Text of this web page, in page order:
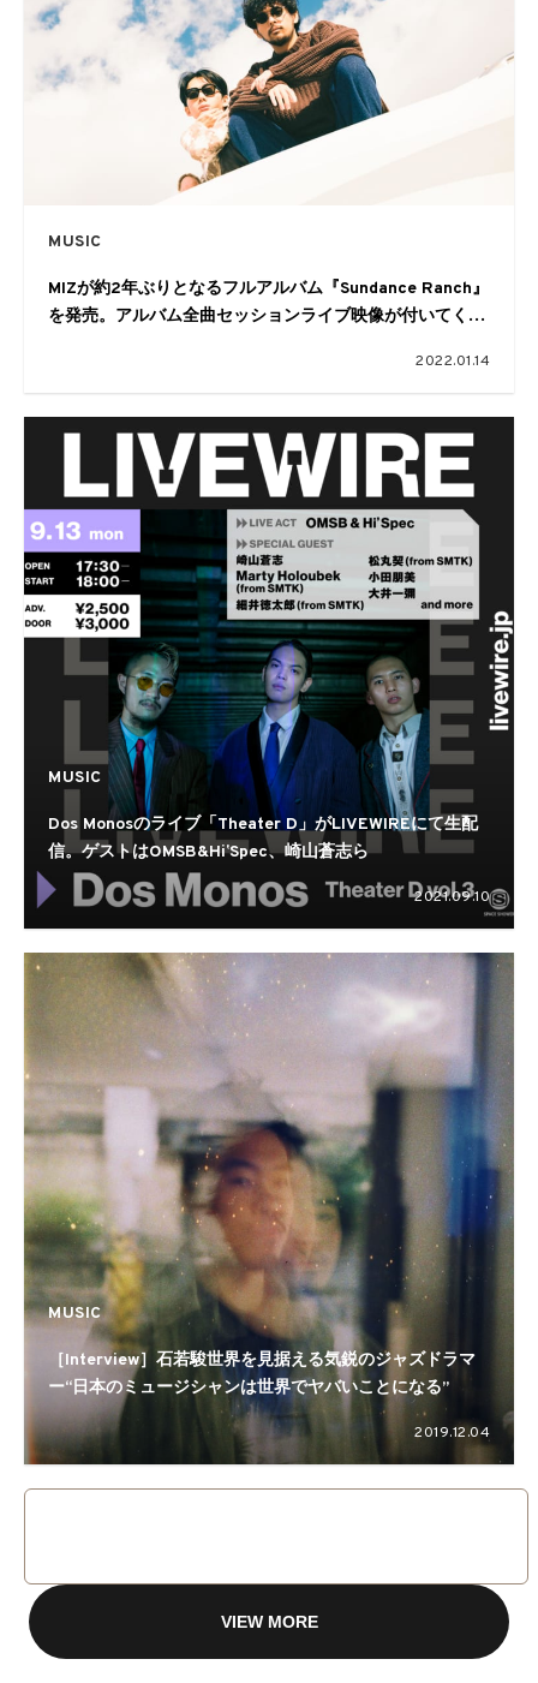
MUSIC
MIZが約2年ぶりとなるフルアルバム『Sundance Ranch』
を発売。アルバム全曲セッションライブ映像が付いてくる
2022.01.14
MUSIC
Dos Monosのライブ「Theater D」がLIVEWIREにて生配
信。ゲストはOMSB&HiʼSpec、崎⼭蒼志ら
2021.09.10
MUSIC
［Interview］石若駿世界を見据える気鋭のジャズドラマ
ー“日本のミュージシャンは世界でヤバいことになる”
2019.12.04
VIEW MORE